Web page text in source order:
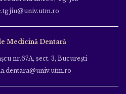
Medicină Dentară
nr.67A, sect. 3, Bucureşti